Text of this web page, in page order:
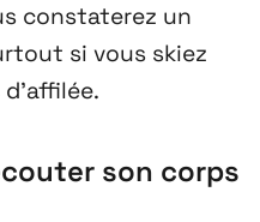
constaterez un
si vous skiez
son corps